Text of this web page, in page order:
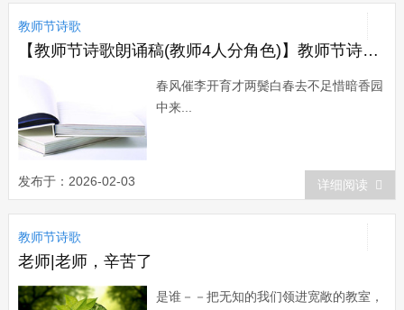
黑暗中，它就这么平静地演示着它短暂的
教师节诗歌
【教师节诗歌朗诵稿(教师4人分角色)】教师节诗歌-教师偶作
春风催李开育才两鬓白春去不足惜暗香园
中来...
发布于：2026-02-03 详细阅读
教师节诗歌
老师|老师，辛苦了
是谁－－把无知的我们领进宽敞的教室，